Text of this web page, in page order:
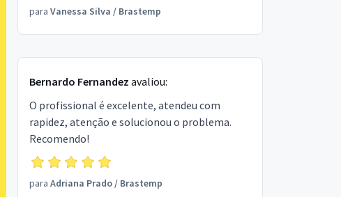
para Vanessa Silva / Brastemp
Bernardo Fernandez avaliou:
O profissional é excelente, atendeu com
rapidez, atenção e solucionou o problema.
Recomendo!
para Adriana Prado/ Brastemp